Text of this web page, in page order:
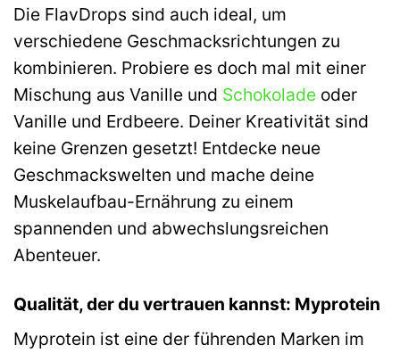
Die FlavDrops sind auch ideal, um
verschiedene Geschmacksrichtungen zu
kombinieren. Probiere es doch mal mit einer
Mischung aus Vanille und Schokolade oder
Vanille und Erdbeere. Deiner Kreativität sind
keine Grenzen gesetzt! Entdecke neue
Geschmackswelten und mache deine
Muskelaufbau-Ernährung zu einem
spannenden und abwechslungsreichen
Abenteuer.
Qualität, der du vertrauen kannst: Myprotein
Myprotein ist eine der führenden Marken im